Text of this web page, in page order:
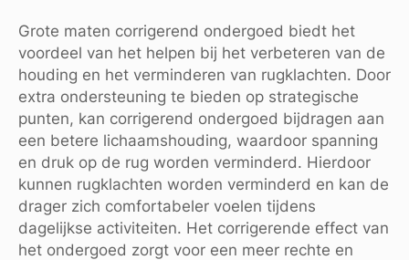
Grote maten corrigerend ondergoed biedt het
voordeel van het helpen bij het verbeteren van de
houding en het verminderen van rugklachten. Door
extra ondersteuning te bieden op strategische
punten, kan corrigerend ondergoed bijdragen aan
een betere lichaamshouding, waardoor spanning
en druk op de rug worden verminderd. Hierdoor
kunnen rugklachten worden verminderd en kan de
drager zich comfortabeler voelen tijdens
dagelijkse activiteiten. Het corrigerende effect van
het ondergoed zorgt voor een meer rechte en